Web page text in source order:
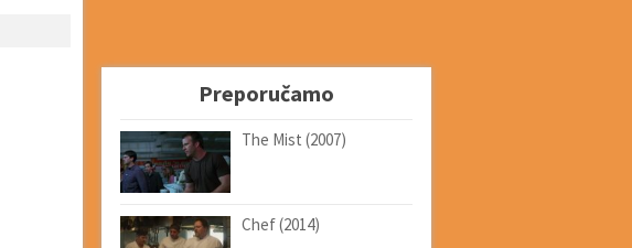
Preporučamo
The Mist (2007)
Chef (2014)